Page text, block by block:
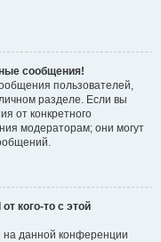
сообщения!
пользователей,
разделе. Если вы
от конкретного
модераторам; они могут
кого-то с этой
данной конференции